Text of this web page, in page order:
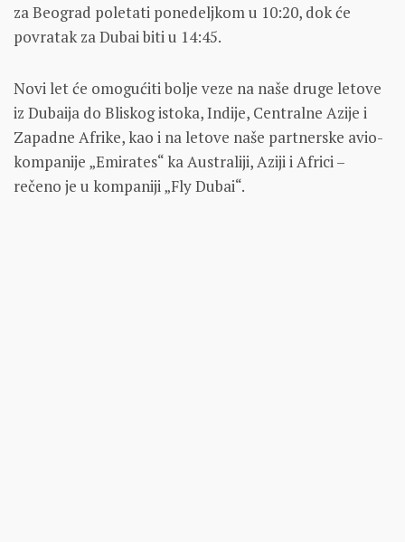
za Beograd poletati ponedeljkom u 10:20, dok će
povratak za Dubai biti u 14:45.
Novi let će omogućiti bolje veze na naše druge letove
iz Dubaija do Bliskog istoka, Indije, Centralne Azije i
Zapadne Afrike, kao i na letove naše partnerske avio-
kompanije „Emirates“ ka Australiji, Aziji i Africi –
rečeno je u kompaniji „Fly Dubai“.